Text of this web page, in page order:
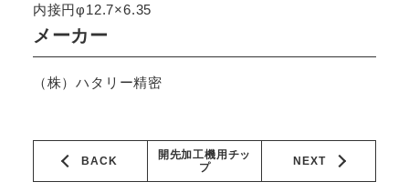
内接円φ12.7×6.35
メーカー
（株）ハタリー精密
BACK NEXT
開先加工機用チッ
プ